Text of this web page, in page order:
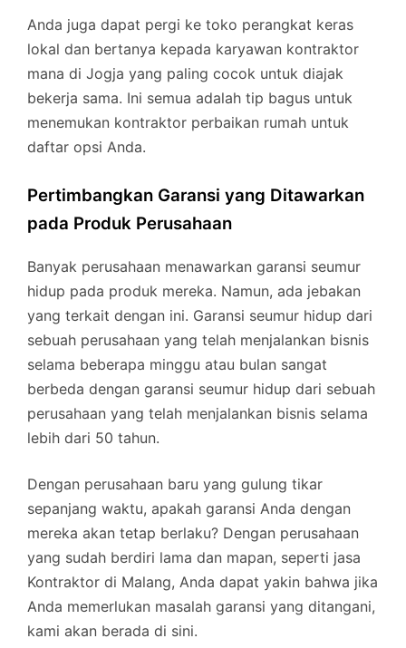
Anda juga dapat pergi ke toko perangkat keras
lokal dan bertanya kepada karyawan kontraktor
mana di Jogja yang paling cocok untuk diajak
bekerja sama. Ini semua adalah tip bagus untuk
menemukan kontraktor perbaikan rumah untuk
daftar opsi Anda.
Pertimbangkan Garansi yang Ditawarkan
pada Produk Perusahaan
Banyak perusahaan menawarkan garansi seumur
hidup pada produk mereka. Namun, ada jebakan
yang terkait dengan ini. Garansi seumur hidup dari
sebuah perusahaan yang telah menjalankan bisnis
selama beberapa minggu atau bulan sangat
berbeda dengan garansi seumur hidup dari sebuah
perusahaan yang telah menjalankan bisnis selama
lebih dari 50 tahun.
Dengan perusahaan baru yang gulung tikar
sepanjang waktu, apakah garansi Anda dengan
mereka akan tetap berlaku? Dengan perusahaan
yang sudah berdiri lama dan mapan, seperti jasa
Kontraktor di Malang, Anda dapat yakin bahwa jika
Anda memerlukan masalah garansi yang ditangani,
kami akan berada di sini.